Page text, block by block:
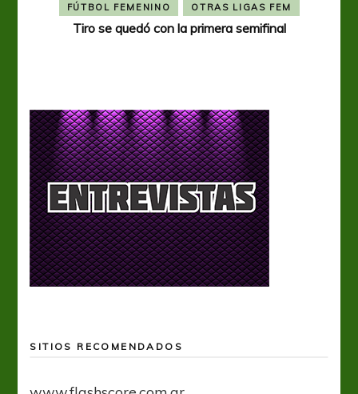
FÚTBOL FEMENINO OTRAS LIGAS FEM
Tiro se quedó con la primera semifinal
SITIOS RECOMENDADOS